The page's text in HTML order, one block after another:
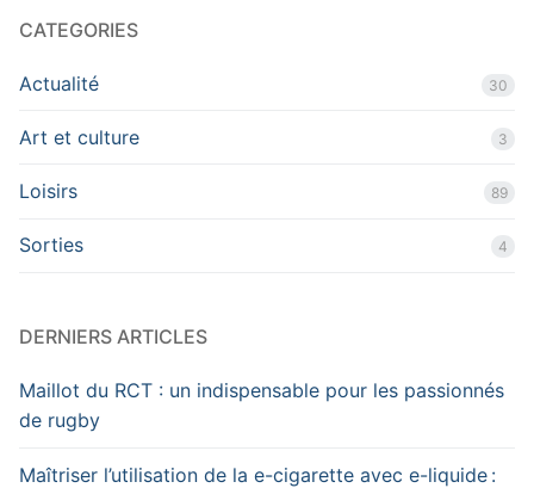
CATEGORIES
Actualité 30
Art et culture 3
Loisirs 89
Sorties 4
DERNIERS ARTICLES
Maillot du RCT : un indispensable pour les passionnés
de rugby
Maîtriser l’utilisation de la e-cigarette avec e-liquide :